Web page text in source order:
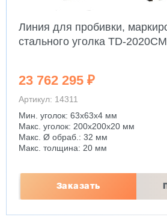
Линия для пробивки,
стального уголка TD-2020CM
23 762 295 ₽
Артикул: 14311
Мин. уголок: 63x63x4 мм
Макс. уголок: 200x200x20 мм
Макс. Ø обраб.: 32 мм
Макс. толщина: 20 мм
Заказать